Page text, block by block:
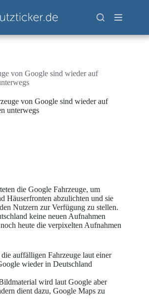
von Google sind wieder auf
von Google sind wieder auf
unterwegs
die Google Fahrzeuge, um
Häuserfronten abzulichten und sie
Nutzern zur Verfügung zu stellen.
keine neuen Aufnahmen
heute die verpixelten Aufnahmen
auffälligen Fahrzeuge laut einer
wieder in Deutschland
wird laut Google aber
dient dazu, Google Maps zu